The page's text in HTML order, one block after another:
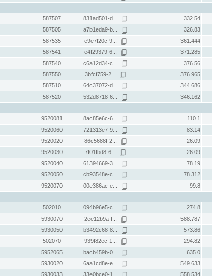
587507 831ad501-d... 332.54
587505 a7b1eda9-b... 326.83
587535 e9e7f20c-9... 361.444
587541 e4f29379-6... 371.285
587540 c6a12d34-c... 376.56
587550 3bfcf759-2... 376.965
587510 64c37072-d... 344.686
587520 532d8718-6... 346.162
9520081 8ac85e6c-6... 110.1
9520060 721313e7-9... 83.14
9520020 86c5688f-2... 26.09
9520030 7f01fbd8-6... 26.09
9520040 61394669-3... 78.19
9520050 cb93548e-c... 78.312
9520070 00e386ac-e... 99.8
502010 094b96e5-c... 274.8
5930070 2ee12b9a-f... 588.787
5930050 b3492c68-8... 573.86
502070 939f82ec-1... 294.82
5952065 bacb459b-0... 635.0
5930020 6aa1cd8e-e... 549.633
5930033 33e0bce0-1... 558.534